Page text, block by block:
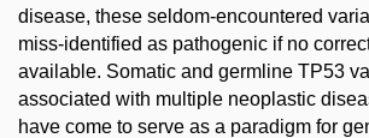
disease, these seldom-encountered
miss-identified as pathogenic if no
available. Somatic and germline TP53
associated with multiple neoplastic
have come to serve as a paradigm for